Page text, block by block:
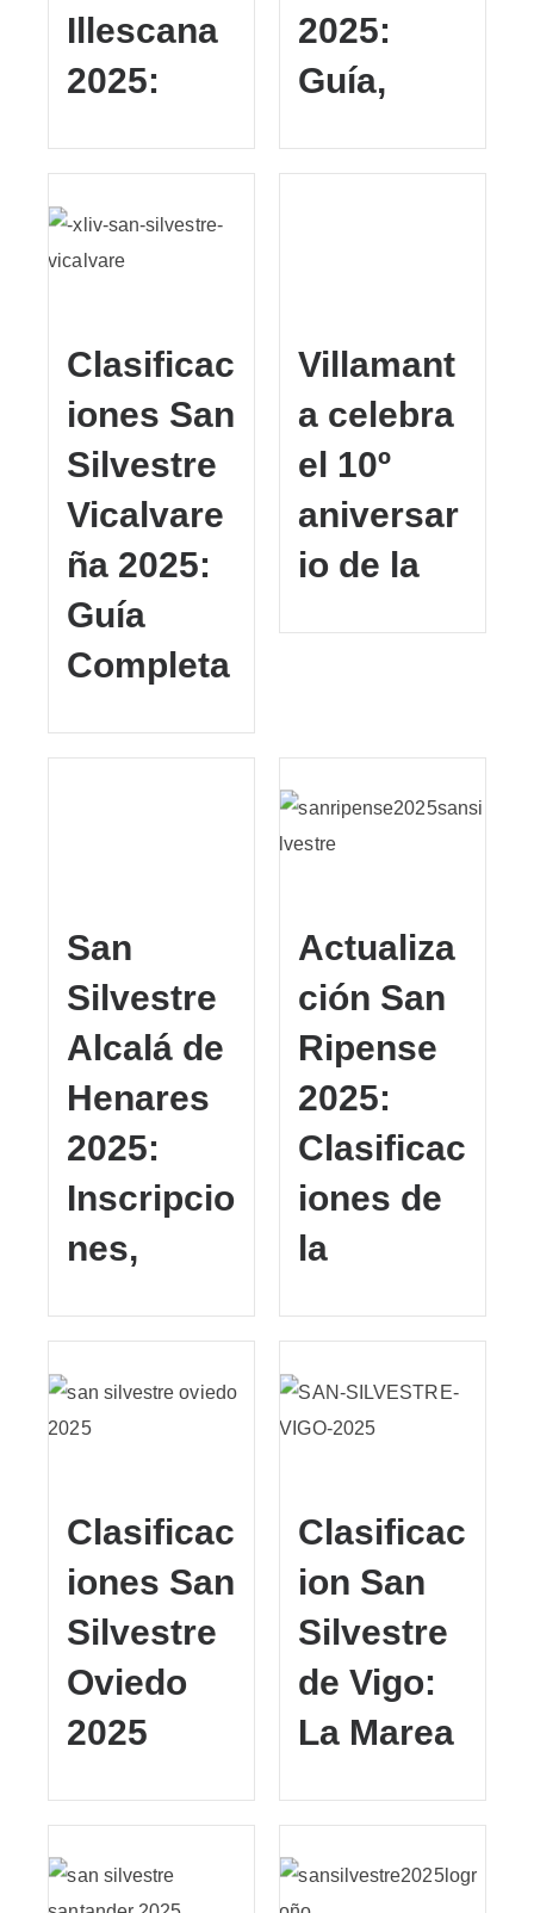
Illescana
2025:
2025:
Guía,
Clasificac
iones San
Silvestre
Vicalvare
ña 2025:
Guía
Completa
Villamant
a celebra
el 10º
aniversar
io de la
San
Silvestre
Alcalá de
Henares
2025:
Inscripcio
nes,
Actualiza
ción San
Ripense
2025:
Clasificac
iones de
la
Clasificac
iones San
Silvestre
Oviedo
2025
Clasificac
ion San
Silvestre
de Vigo:
La Marea